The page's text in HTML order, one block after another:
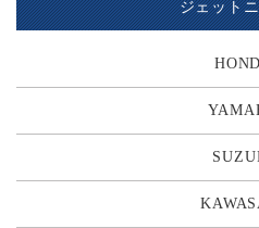
ジェット